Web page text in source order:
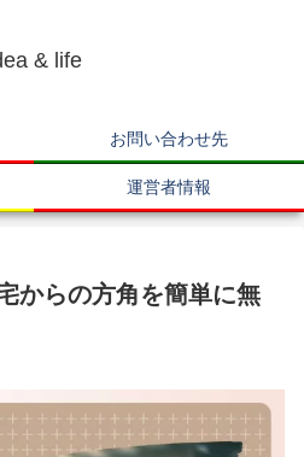
& life
お問い合わせ先
運営者情報
からの方角を簡単に無